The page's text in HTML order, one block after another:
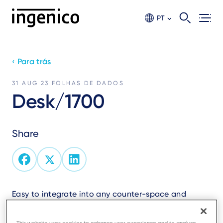
PT
‹ Para trás
31 AUG 23 FOLHAS DE DADOS
Desk/1700
Share
Easy to integrate into any counter-space and
speeding customers through check-out.